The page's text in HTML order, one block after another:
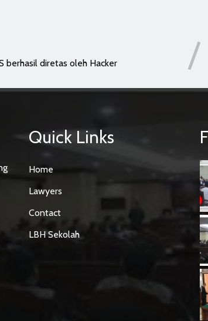
berhasil diretas oleh Hacker
Quick Links
Home
Lawyers
Contact
LBH Sekolah